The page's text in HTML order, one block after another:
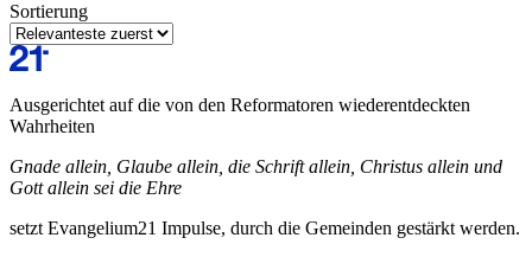
Sortierung
Ausgerichtet auf die von den Reformatoren wiederentdeckten
Wahrheiten
Gnade allein, Glaube allein, die Schrift allein, Christus allein und
Gott allein sei die Ehre
setzt Evangelium21 Impulse, durch die Gemeinden gestärkt werden.